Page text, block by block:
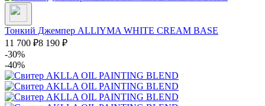
Тонкий Джемпер ALLIYMA WHITE CREAM BASE
11 700 ₽8 190 ₽
-30%
-40%